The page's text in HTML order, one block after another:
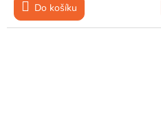
Do košíku